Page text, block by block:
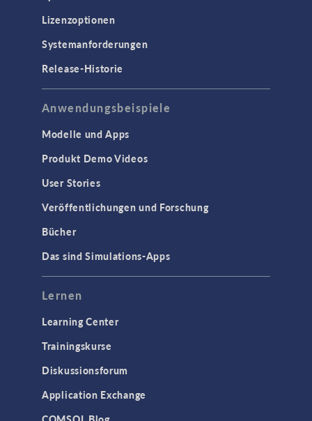
ELEKTROMAGNETIK
Halbleiterbauelemente
Hochfrequenz- und
Niederfrequenz-Elektromagnetik
Plasmaphysik
SCHNITTSTELLEN
CAD
STRÖMUNG & WÄRME
(CFD)
Mikrofluidik
Particle Tracing in Strömungen
Strömung in porösen Medien
Wärmetransport
Lizenzoptionen
Systemanforderungen
Release-Historie
Anwendungsbeispiele
Modelle und Apps
Produkt Demo Videos
User Stories
Veröffentlichungen und Forschung
Bücher
Das sind Simulations-Apps
Lernen
Learning Center
Trainingskurse
Diskussionsforum
Application Exchange